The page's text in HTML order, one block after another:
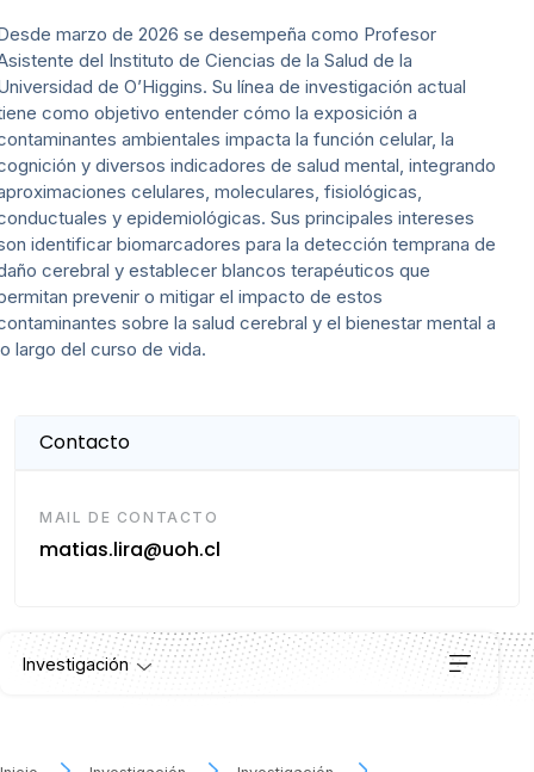
marzo de 2026 se desempeña como Profesor
del Instituto de Ciencias de la Salud de la
de O’Higgins. Su línea de investigación actual
como objetivo entender cómo la exposición a
ambientales impacta la función celular, la
y diversos indicadores de salud mental, integrando
celulares, moleculares, fisiológicas,
y epidemiológicas. Sus principales intereses
identificar biomarcadores para la detección temprana de
cerebral y establecer blancos terapéuticos que
prevenir o mitigar el impacto de estos
sobre la salud cerebral y el bienestar mental a
largo del curso de vida.
Contacto
MAIL DE CONTACTO
matias.lira@uoh.cl
Investigación